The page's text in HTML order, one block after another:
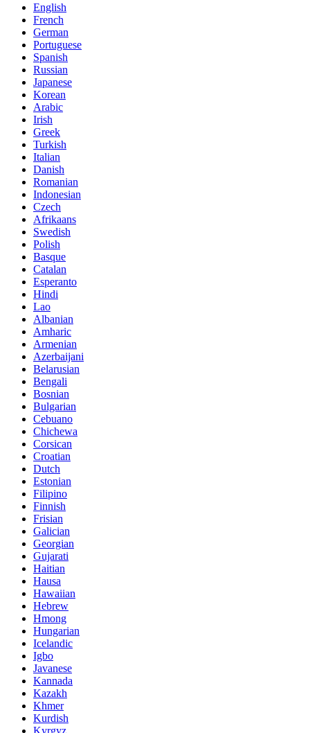
English
French
German
Portuguese
Spanish
Russian
Japanese
Korean
Arabic
Irish
Greek
Turkish
Italian
Danish
Romanian
Indonesian
Czech
Afrikaans
Swedish
Polish
Basque
Catalan
Esperanto
Hindi
Lao
Albanian
Amharic
Armenian
Azerbaijani
Belarusian
Bengali
Bosnian
Bulgarian
Cebuano
Chichewa
Corsican
Croatian
Dutch
Estonian
Filipino
Finnish
Frisian
Galician
Georgian
Gujarati
Haitian
Hausa
Hawaiian
Hebrew
Hmong
Hungarian
Icelandic
Igbo
Javanese
Kannada
Kazakh
Khmer
Kurdish
Kyrgyz